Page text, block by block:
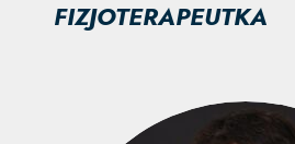
FIZJOTERAPEUTKA